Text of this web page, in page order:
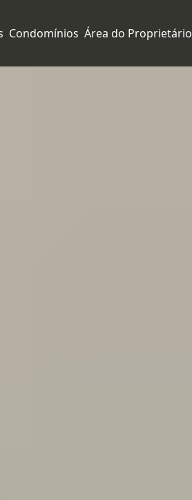
Condomínios Área do Proprietário